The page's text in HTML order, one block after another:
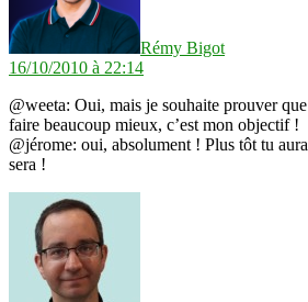
Rémy Bigot
16/10/2010 à 22:14
@weeta: Oui, mais je souhaite prouver
faire beaucoup mieux, c’est mon objectif !
@jérome: oui, absolument ! Plus tôt tu
sera !